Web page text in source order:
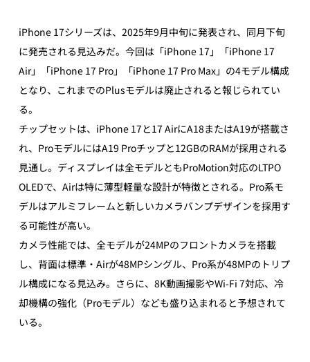
iPhone 17シリーズは、2025年9月中旬に発表され、同月下旬
に発売される見込みだ。今回は「iPhone 17」「iPhone 17
Air」「iPhone 17 Pro」「iPhone 17 Pro Max」の4モデル構成
となり、これまでのPlusモデルは廃止されると報じられてい
る。
チップセットは、iPhone 17と17 AirにA18またはA19が搭載さ
れ、ProモデルにはA19 Proチップと12GBのRAMが採用される
見通し。ディスプレイは全モデルともProMotion対応のLTPO
OLEDで、Airは特に薄型軽量な設計が特徴とされる。Pro系モ
デルはアルミフレームと新しいカメラバンプデザインを採用す
る可能性が高い。
カメラ性能では、全モデルが24MPのフロントカメラを搭載
し、背面は標準・Airが48MPシングル、Pro系が48MPのトリプ
ル構成になる見込み。さらに、8K動画撮影やWi‑Fi 7対応、冷
却機構の強化（Proモデル）なども盛り込まれると予想されて
いる。